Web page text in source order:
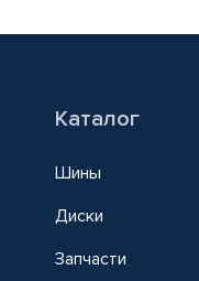
Каталог
Шины
Диски
Запчасти